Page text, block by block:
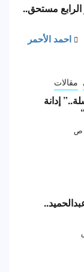
مستحق..
احمد الأحمر
مقالات
إدانة